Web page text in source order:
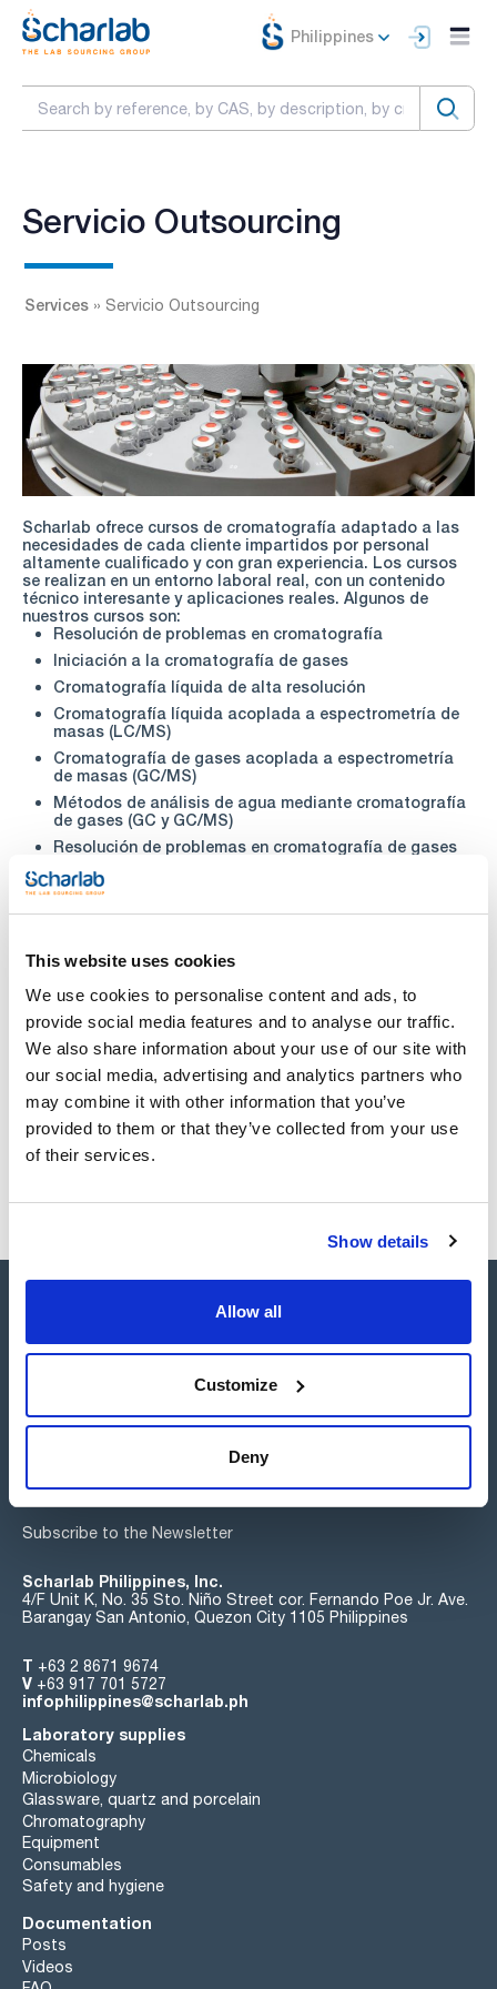
This website uses cookies
We use cookies to personalise content and ads, to
provide social media features and to analyse our traffic.
We also share information about your use of our site with
our social media, advertising and analytics partners who
may combine it with other information that you’ve
provided to them or that they’ve collected from your use
of their services.
Show details
Allow all
Customize
Deny
Philippines
Servicio Outsourcing
Services » Servicio Outsourcing
Scharlab ofrece cursos de cromatografía adaptado a las
necesidades de cada cliente impartidos por personal
altamente cualificado y con gran experiencia. Los cursos
se realizan en un entorno laboral real, con un contenido
técnico interesante y aplicaciones reales. Algunos de
nuestros cursos son:
Resolución de problemas en cromatografía
Iniciación a la cromatografía de gases
Cromatografía líquida de alta resolución
Cromatografía líquida acoplada a espectrometría de
masas (LC/MS)
Cromatografía de gases acoplada a espectrometría
de masas (GC/MS)
Métodos de análisis de agua mediante cromatografía
de gases (GC y GC/MS)
Resolución de problemas en cromatografía de gases
Métodos de análisis de agua mediante cromatografía
Si ninguno de estos cursos encaja con lo que está
buscando, no dude en ponerse en contacto con nosotros a
través del e-mail
chemicals01@scharlab.com
para diseñar
un curso a su medida. Además, ofrecemos diversos
servicios de ayuda cromatográfica como pueden ser:
Puesta a punto de métodos
Elección de columnas
Resolución de problemas con las columnas
Subscribe to the Newsletter
Scharlab Philippines, Inc.
4/F Unit K, No. 35 Sto. Niño Street cor. Fernando Poe Jr. Ave.
Barangay San Antonio, Quezon City 1105 Philippines
T +63 2 8671 9674
V +63 917 701 5727
infophilippines@scharlab.ph
Laboratory supplies
Chemicals
Microbiology
Glassware, quartz and porcelain
Chromatography
Equipment
Consumables
Safety and hygiene
Documentation
Posts
Videos